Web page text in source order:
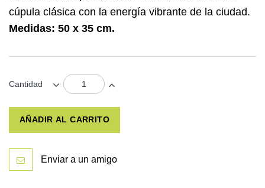
cúpula clásica con la energía vibrante de la ciudad.
Medidas: 50 x 35 cm.
Cantidad
AÑADIR AL CARRITO
Enviar a un amigo